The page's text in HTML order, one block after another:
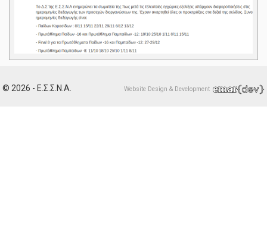
© 2026 - Ε.Σ.Σ.Ν.Α. Website Design & Development